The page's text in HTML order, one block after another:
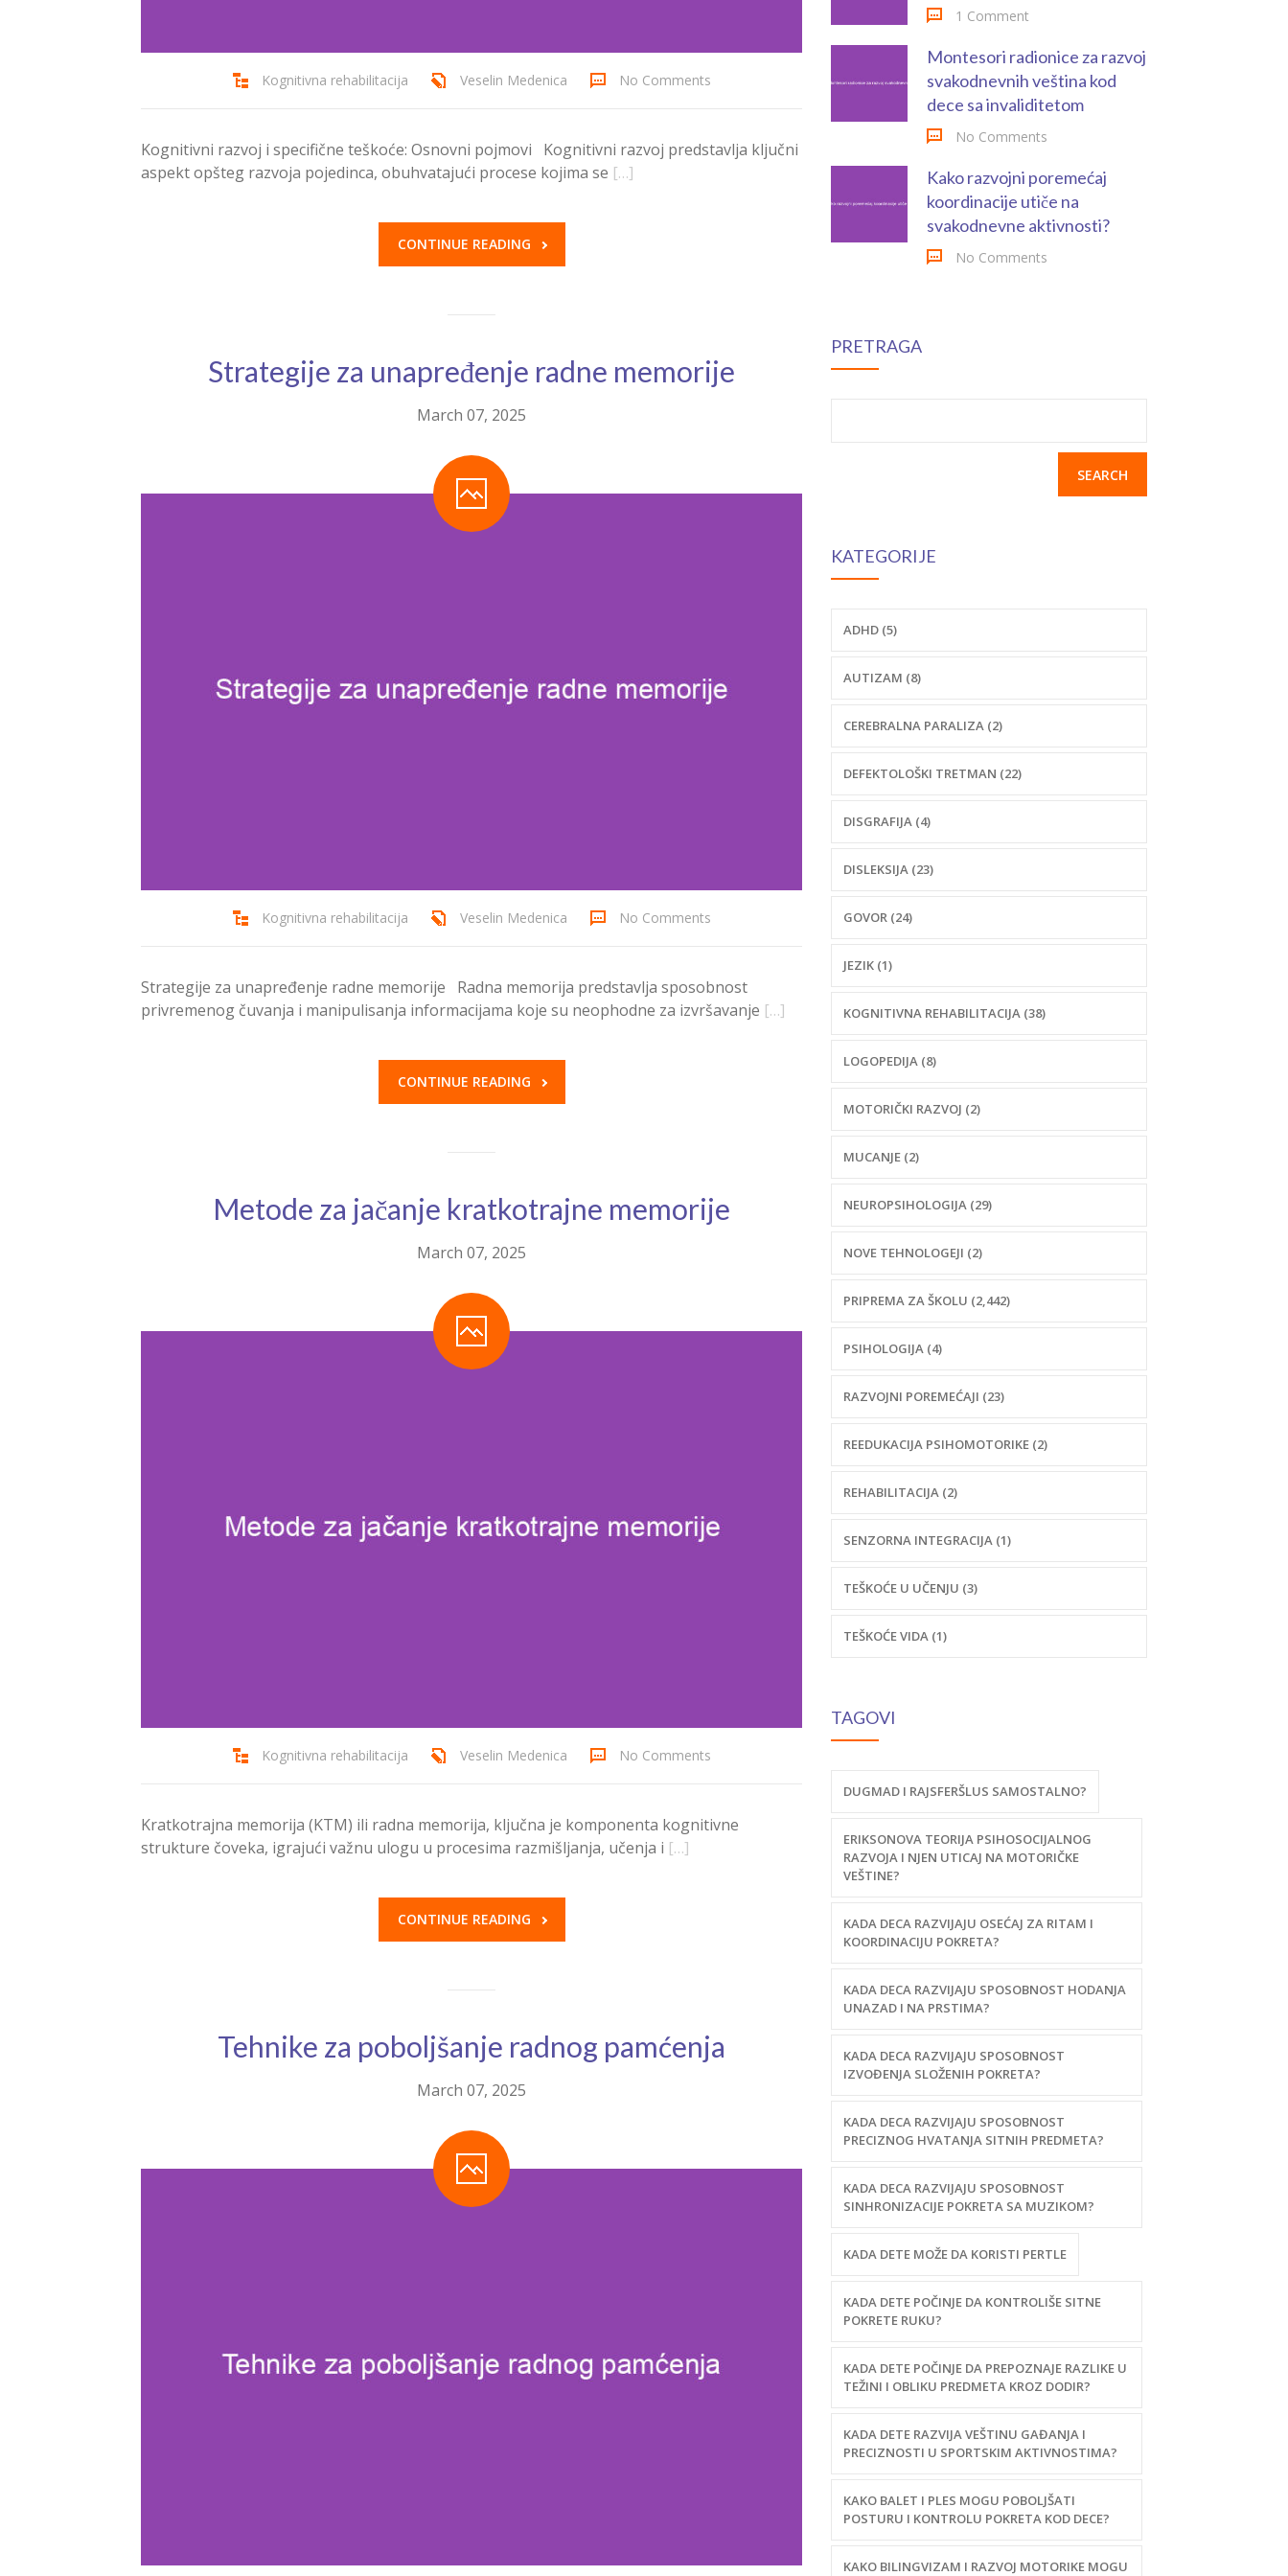
Kognitivna rehabilitacija Veselin Medenica No Comments
Kognitivni razvoj i specifične teškoće: Osnovni pojmovi Kognitivni razvoj predstavlja ključni
aspekt opšteg razvoja pojedinca, obuhvatajući procese kojima se […]
CONTINUE READING
Strategije za unapređenje radne memorije
March 07, 2025
Kognitivna rehabilitacija Veselin Medenica No Comments
Strategije za unapređenje radne memorije Radna memorija predstavlja sposobnost
privremenog čuvanja i manipulisanja informacijama koje su neophodne za izvršavanje […]
CONTINUE READING
Metode za jačanje kratkotrajne memorije
March 07, 2025
Kognitivna rehabilitacija Veselin Medenica No Comments
Kratkotrajna memorija (KTM) ili radna memorija, ključna je komponenta kognitivne
strukture čoveka, igrajući važnu ulogu u procesima razmišljanja, učenja i […]
CONTINUE READING
Tehnike za poboljšanje radnog pamćenja
March 07, 2025
1 Comment
Montesori radionice za razvoj
svakodnevnih veština kod
dece sa invaliditetom
No Comments
Kako razvojni poremećaj
koordinacije utiče na
svakodnevne aktivnosti?
No Comments
PRETRAGA
KATEGORIJE
ADHD (5)
AUTIZAM (8)
CEREBRALNA PARALIZA (2)
DEFEKTOLOŠKI TRETMAN (22)
DISGRAFIJA (4)
DISLEKSIJA (23)
GOVOR (24)
JEZIK (1)
KOGNITIVNA REHABILITACIJA (38)
LOGOPEDIJA (8)
MOTORIČKI RAZVOJ (2)
MUCANJE (2)
NEUROPSIHOLOGIJA (29)
NOVE TEHNOLOGEJI (2)
PRIPREMA ZA ŠKOLU (2,442)
PSIHOLOGIJA (4)
RAZVOJNI POREMEĆAJI (23)
REEDUKACIJA PSIHOMOTORIKE (2)
REHABILITACIJA (2)
SENZORNA INTEGRACIJA (1)
TEŠKOĆE U UČENJU (3)
TEŠKOĆE VIDA (1)
TAGOVI
DUGMAD I RAJSFERŠLUS SAMOSTALNO?
ERIKSONOVA TEORIJA PSIHOSOCIJALNOG
RAZVOJA I NJEN UTICAJ NA MOTORIČKE
VEŠTINE?
KADA DECA RAZVIJAJU OSEĆAJ ZA RITAM I
KOORDINACIJU POKRETA?
KADA DECA RAZVIJAJU SPOSOBNOST HODANJA
UNAZAD I NA PRSTIMA?
KADA DECA RAZVIJAJU SPOSOBNOST
IZVOĐENJA SLOŽENIH POKRETA?
KADA DECA RAZVIJAJU SPOSOBNOST
PRECIZNOG HVATANJA SITNIH PREDMETA?
KADA DECA RAZVIJAJU SPOSOBNOST
SINHRONIZACIJE POKRETA SA MUZIKOM?
KADA DETE MOŽE DA KORISTI PERTLE
KADA DETE POČINJE DA KONTROLIŠE SITNE
POKRETE RUKU?
KADA DETE POČINJE DA PREPOZNAJE RAZLIKE U
TEŽINI I OBLIKU PREDMETA KROZ DODIR?
KADA DETE RAZVIJA VEŠTINU GAĐANJA I
PRECIZNOSTI U SPORTSKIM AKTIVNOSTIMA?
KAKO BALET I PLES MOGU POBOLJŠATI
POSTURU I KONTROLU POKRETA KOD DECE?
KAKO BILINGVIZAM I RAZVOJ MOTORIKE MOGU